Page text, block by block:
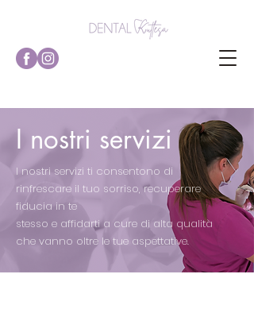
I nostri servizi
I nostri servizi ti consentono di
rinfrescare il tuo sorriso, recuperare
fiducia in te
stesso e affidarti a cure di alta qualità
che vanno oltre le tue aspettative.